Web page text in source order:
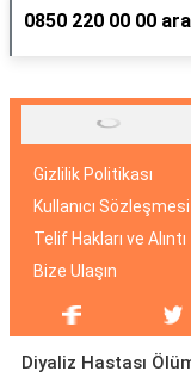
0850 220 00 00
Gizlilik Politikası
Kullanıcı Sözleşmesi
Telif Hakları ve Alıntı
Bize Ulaşın
Diyaliz Hastası